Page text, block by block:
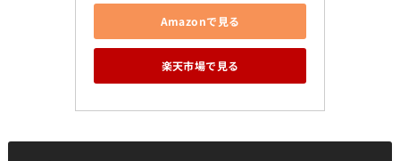
Amazonで見る
楽天市場で見る